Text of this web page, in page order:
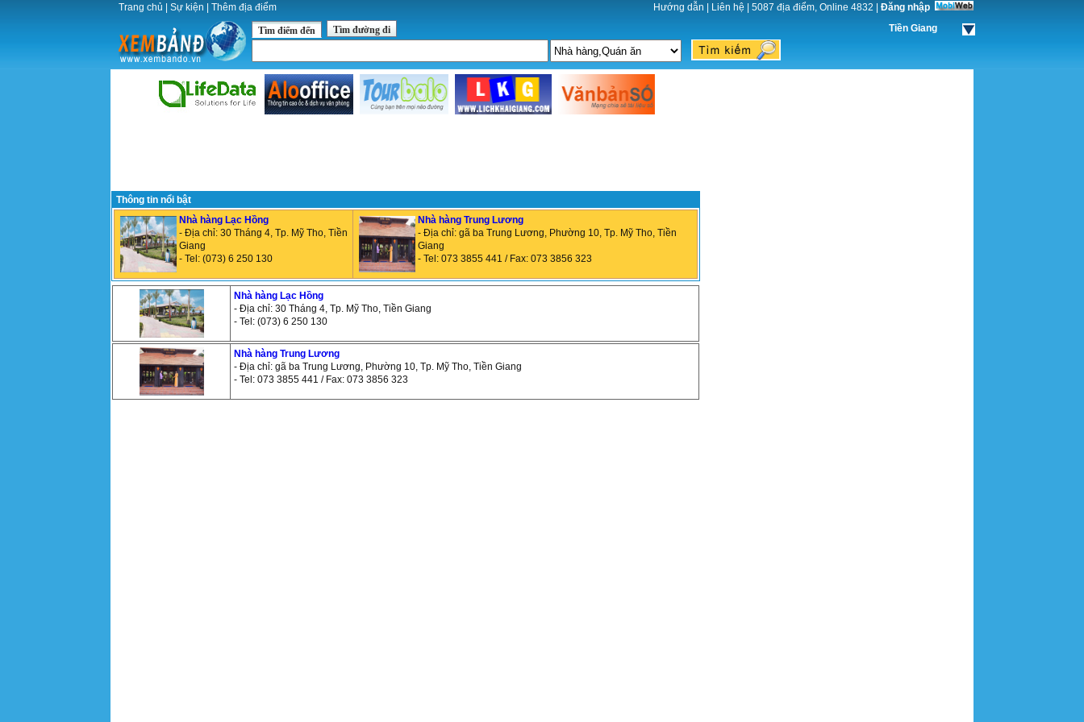
Trang chủ Sự kiện Thêm địa điểm Hướng dẫn Liên hệ 5087 địa điểm, Online 4832
Đăng nhập
Tiền Giang
Tìm điểm đến Tìm đường đi
Thông tin nổi bật
Nhà hàng Lạc Hồng
- Địa chỉ: 30 Tháng 4, Tp. Mỹ Tho, Tiền
Giang
- Tel: (073) 6 250 130
Nhà hàng Trung Lương
- Địa chỉ: gã ba Trung Lương, Phường 10, Tp. Mỹ Tho, Tiền
Giang
- Tel: 073 3855 441 / Fax: 073 3856 323
Nhà hàng Lạc Hồng
- Địa chỉ: 30 Tháng 4, Tp. Mỹ Tho, Tiền Giang
- Tel: (073) 6 250 130
Nhà hàng Trung Lương
- Địa chỉ: gã ba Trung Lương, Phường 10, Tp. Mỹ Tho, Tiền Giang
- Tel: 073 3855 441 / Fax: 073 3856 323